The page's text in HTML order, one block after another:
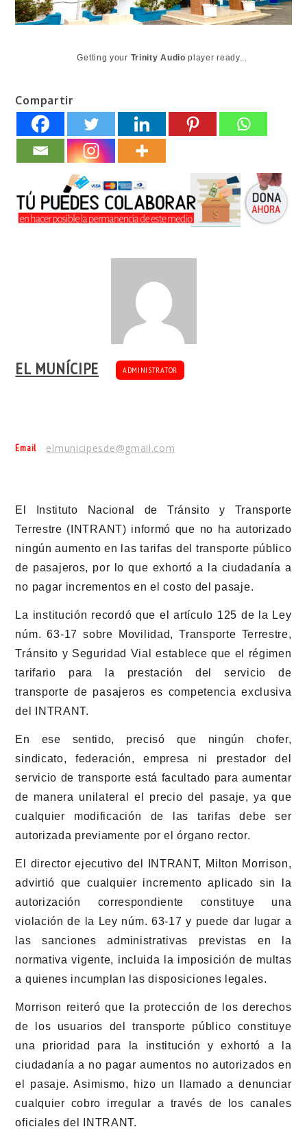
Getting your Trinity Audio player ready...
Compartir
EL MUNÍCIPE ADMINISTRATOR
Email elmunicipesde@gmail.com
El Instituto Nacional de Tránsito y Transporte
Terrestre (INTRANT) informó que no ha autorizado
ningún aumento en las tarifas del transporte público
de pasajeros, por lo que exhortó a la ciudadanía a
no pagar incrementos en el costo del pasaje.
La institución recordó que el artículo 125 de la Ley
núm. 63-17 sobre Movilidad, Transporte Terrestre,
Tránsito y Seguridad Vial establece que el régimen
tarifario para la prestación del servicio de
transporte de pasajeros es competencia exclusiva
del INTRANT.
En ese sentido, precisó que ningún chofer,
sindicato, federación, empresa ni prestador del
servicio de transporte está facultado para aumentar
de manera unilateral el precio del pasaje, ya que
cualquier modificación de las tarifas debe ser
autorizada previamente por el órgano rector.
El director ejecutivo del INTRANT, Milton Morrison,
advirtió que cualquier incremento aplicado sin la
autorización correspondiente constituye una
violación de la Ley núm. 63-17 y puede dar lugar a
las sanciones administrativas previstas en la
normativa vigente, incluida la imposición de multas
a quienes incumplan las disposiciones legales.
Morrison reiteró que la protección de los derechos
de los usuarios del transporte público constituye
una prioridad para la institución y exhortó a la
ciudadanía a no pagar aumentos no autorizados en
el pasaje. Asimismo, hizo un llamado a denunciar
cualquier cobro irregular a través de los canales
oficiales del INTRANT.